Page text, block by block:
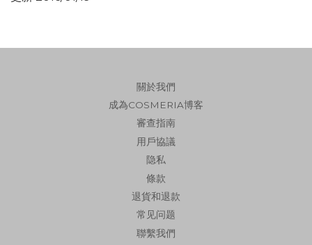
關於我們
成為COSMERIA博客
審查指南
用戶協議
隐私
條款
退貨和退款
常见问题
聯繫我們